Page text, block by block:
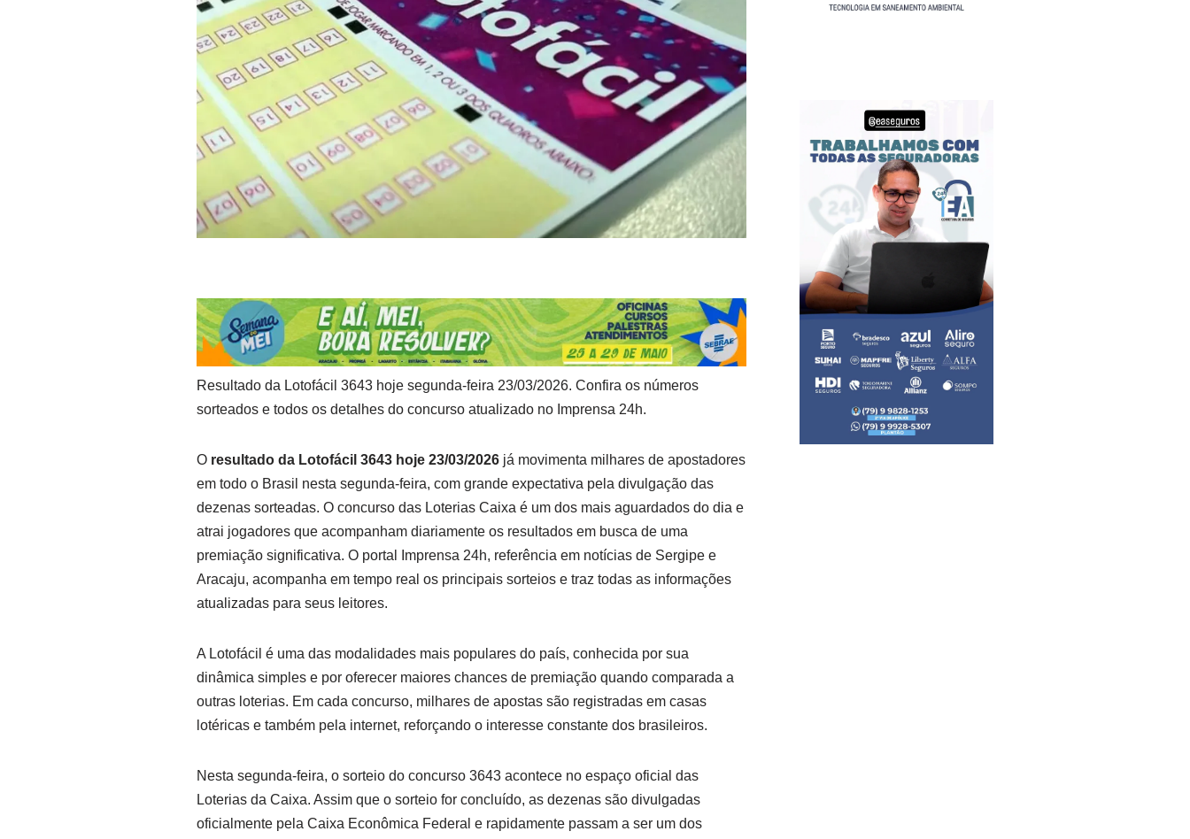
Resultado da Lotofácil 3643 hoje segunda-feira 23/03/2026. Confira os números
sorteados e todos os detalhes do concurso atualizado no Imprensa 24h.
O resultado da Lotofácil 3643 hoje 23/03/2026 já movimenta milhares de apostadores
em todo o Brasil nesta segunda-feira, com grande expectativa pela divulgação das
dezenas sorteadas. O concurso das Loterias Caixa é um dos mais aguardados do dia e
atrai jogadores que acompanham diariamente os resultados em busca de uma
premiação significativa. O portal Imprensa 24h, referência em notícias de Sergipe e
Aracaju, acompanha em tempo real os principais sorteios e traz todas as informações
atualizadas para seus leitores.
A Lotofácil é uma das modalidades mais populares do país, conhecida por sua
dinâmica simples e por oferecer maiores chances de premiação quando comparada a
outras loterias. Em cada concurso, milhares de apostas são registradas em casas
lotéricas e também pela internet, reforçando o interesse constante dos brasileiros.
Nesta segunda-feira, o sorteio do concurso 3643 acontece no espaço oficial das
Loterias da Caixa. Assim que o sorteio for concluído, as dezenas são divulgadas
oficialmente pela Caixa Econômica Federal e rapidamente passam a ser um dos